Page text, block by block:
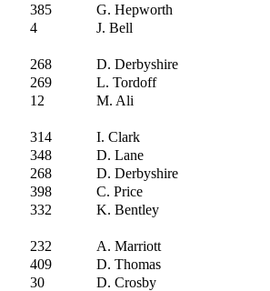
385
G. Hepworth
4
J. Bell
268
D. Derbyshire
269
L. Tordoff
12
M. Ali
314
I. Clark
348
D. Lane
268
D. Derbyshire
398
C. Price
332
K. Bentley
232
A. Marriott
409
D. Thomas
30
D. Crosby